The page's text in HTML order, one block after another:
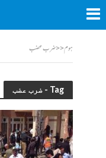
ہوم<<ضرب عضب
Tag - ضرب عضب